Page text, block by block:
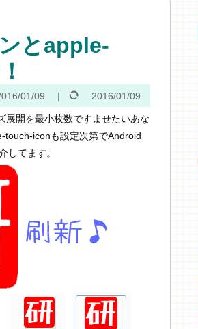
とapple-
01/09 2016/01/09
開を最小枚数ですませたいあな
touch-iconも設定次第でAndroid
してます。